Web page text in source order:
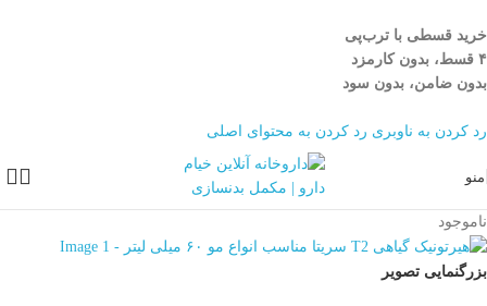
خرید قسطی با ترب‌پی
۴ قسط، بدون کارمزد
بدون ضامن، بدون سود
رد کردن به ناوبری رد کردن به محتوای اصلی
منو
ناموجود
بزرگنمایی تصویر